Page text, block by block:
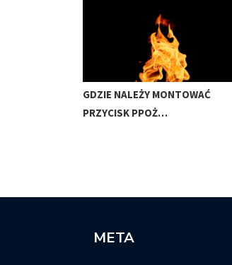
GDZIE NALEŻY MONTOWAĆ
PRZYCISK PPOŻ…
META